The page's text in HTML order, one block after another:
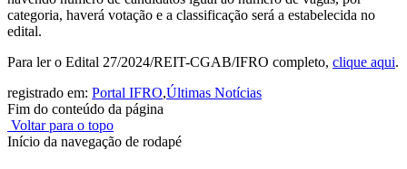
categoria, haverá votação e a classificação será a estabelecida no
edital.
Para ler o Edital 27/2024/REIT-CGAB/IFRO completo, clique aqui.
registrado em: Portal IFRO,Últimas Notícias
Fim do conteúdo da página
Voltar para o topo
Início da navegação de rodapé